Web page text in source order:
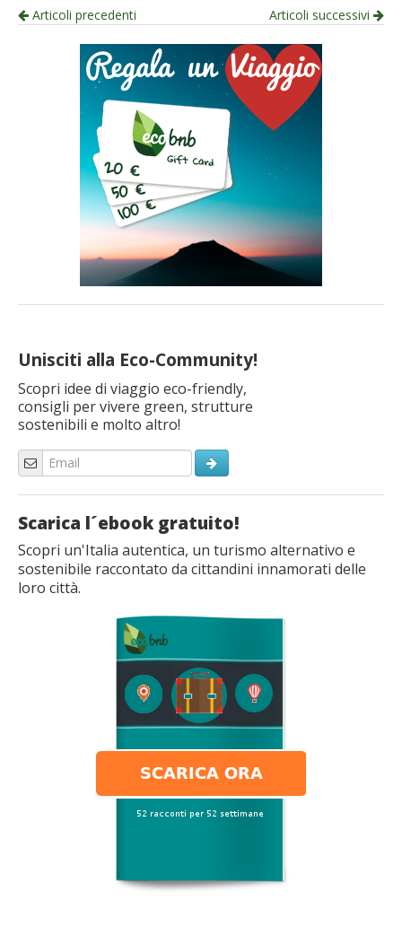
Navigazione
articolo
Articoli precedenti Articoli successivi
Unisciti alla Eco-Community!
Scopri idee di viaggio eco-friendly,
consigli per vivere green, strutture
sostenibili e molto altro!
Scarica l´ebook gratuito!
Scopri un'Italia autentica, un turismo alternativo e
sostenibile raccontato da cittandini innamorati delle
loro città.